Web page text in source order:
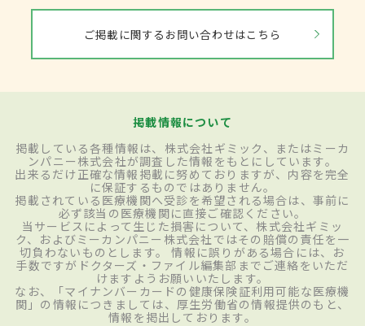
ご掲載に関するお問い合わせはこちら
掲載情報について
掲載している各種情報は、株式会社ギミック、またはミーカ
ンパニー株式会社が調査した情報をもとにしています。
出来るだけ正確な情報掲載に努めておりますが、内容を完全
に保証するものではありません。
掲載されている医療機関へ受診を希望される場合は、事前に
必ず該当の医療機関に直接ご確認ください。
当サービスによって生じた損害について、株式会社ギミッ
ク、およびミーカンパニー株式会社ではその賠償の責任を一
切負わないものとします。 情報に誤りがある場合には、お
手数ですがドクターズ・ファイル編集部までご連絡をいただ
けますようお願いいたします。
なお、「マイナンバーカードの健康保険証利用可能な医療機
関」の情報につきましては、厚生労働省の情報提供のもと、
情報を掲出しております。